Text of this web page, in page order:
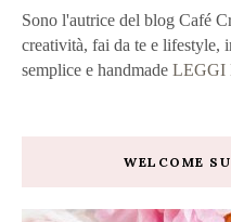
Sono l'autrice del blog Café
creatività, fai da te e lifestyle,
semplice e handmade LEGGI
WELCOME